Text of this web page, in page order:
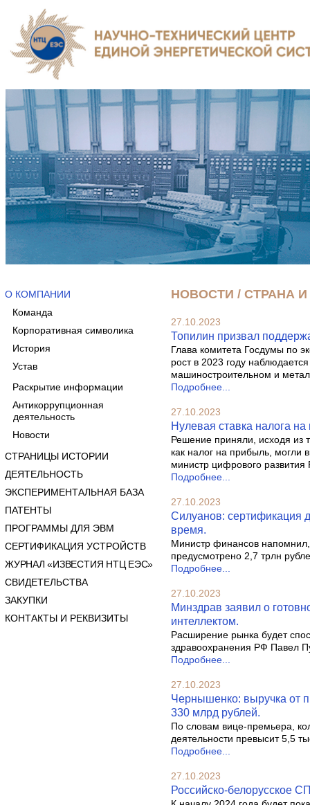
О КОМПАНИИ
Команда
Корпоративная символика
История
Устав
Раскрытие информации
Антикоррупционная
деятельность
Новости
СТРАНИЦЫ ИСТОРИИ
ДЕЯТЕЛЬНОСТЬ
ЭКСПЕРИМЕНТАЛЬНАЯ БАЗА
ПАТЕНТЫ
ПРОГРАММЫ ДЛЯ ЭВМ
СЕРТИФИКАЦИЯ УСТРОЙСТВ
ЖУРНАЛ «ИЗВЕСТИЯ НТЦ ЕЭС»
СВИДЕТЕЛЬСТВА
ЗАКУПКИ
КОНТАКТЫ И РЕКВИЗИТЫ
НОВОСТИ / СТРАНА
27.10.2023
Топилин призвал
Глава комитета Госдумы по
рост в 2023 году
машиностроительном и
Подробнее...
27.10.2023
Нулевая ставка налога
Решение приняли, исходя из
как налог на прибыль, могли
министр цифрового
Подробнее...
27.10.2023
Силуанов: сертификация
время.
Министр финансов напомнил,
предусмотрено 2,7 трлн
Подробнее...
27.10.2023
Минздрав заявил о
интеллектом.
Расширение рынка будет
здравоохранения РФ Павел
Подробнее...
27.10.2023
Чернышенко: выручка от
330 млрд рублей.
По словам вице-премьера,
деятельности превысит 5,5
Подробнее...
27.10.2023
Российско-белорусское